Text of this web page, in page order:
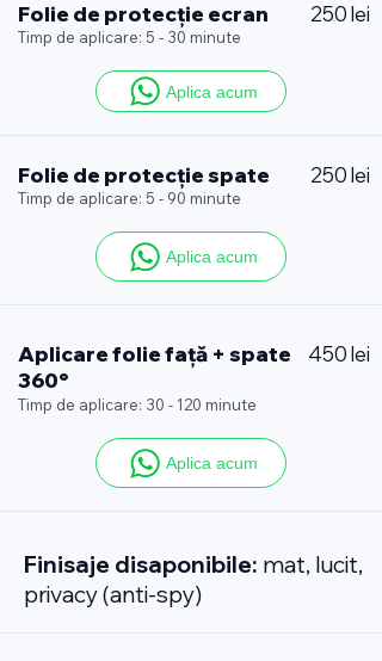
Folie de protecție ecran 250 lei
Timp de aplicare: 5 - 30 minute
Aplica acum
Folie de protecție spate 250 lei
Timp de aplicare: 5 - 90 minute
Aplica acum
Aplicare folie față + spate
360°
450 lei
Timp de aplicare: 30 - 120 minute
Aplica acum
Finisaje disaponibile: mat, lucit,
privacy (anti-spy)